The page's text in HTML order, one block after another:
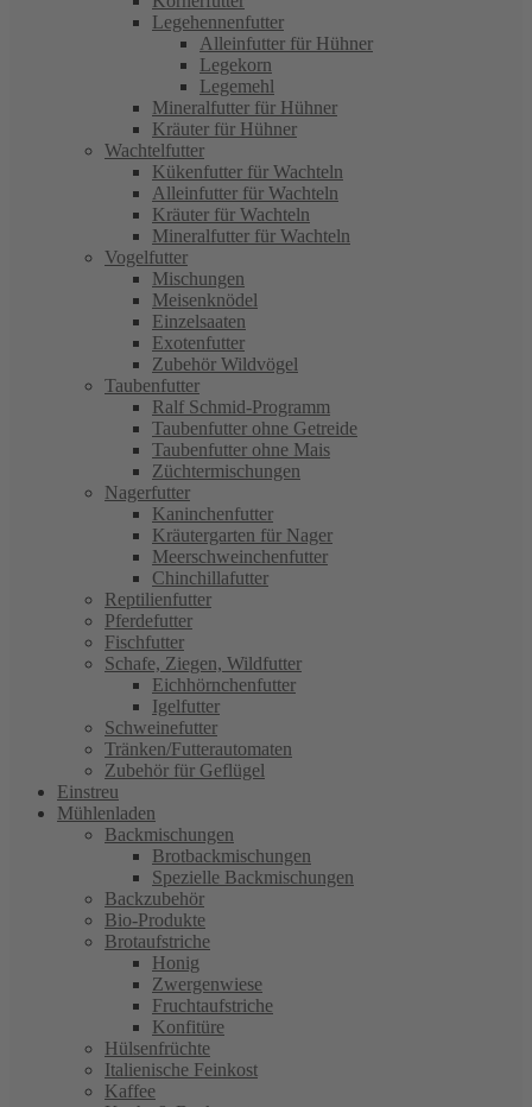
Legehennenfutter
Alleinfutter für Hühner
Legekorn
Legemehl
Mineralfutter für Hühner
Kräuter für Hühner
Wachtelfutter
Kükenfutter für Wachteln
Alleinfutter für Wachteln
Kräuter für Wachteln
Mineralfutter für Wachteln
Vogelfutter
Mischungen
Meisenknödel
Einzelsaaten
Exotenfutter
Zubehör Wildvögel
Taubenfutter
Ralf Schmid-Programm
Taubenfutter ohne Getreide
Taubenfutter ohne Mais
Züchtermischungen
Nagerfutter
Kaninchenfutter
Kräutergarten für Nager
Meerschweinchenfutter
Chinchillafutter
Reptilienfutter
Pferdefutter
Fischfutter
Schafe, Ziegen, Wildfutter
Eichhörnchenfutter
Igelfutter
Schweinefutter
Tränken/Futterautomaten
Zubehör für Geflügel
Einstreu
Mühlenladen
Backmischungen
Brotbackmischungen
Spezielle Backmischungen
Backzubehör
Bio-Produkte
Brotaufstriche
Honig
Zwergenwiese
Fruchtaufstriche
Konfitüre
Hülsenfrüchte
Italienische Feinkost
Kaffee